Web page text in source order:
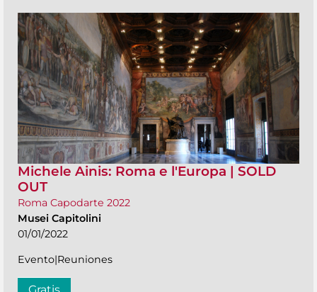
Michele Ainis: Roma e l'Europa | SOLD
OUT
Roma Capodarte 2022
Musei Capitolini
01/01/2022
Evento|Reuniones